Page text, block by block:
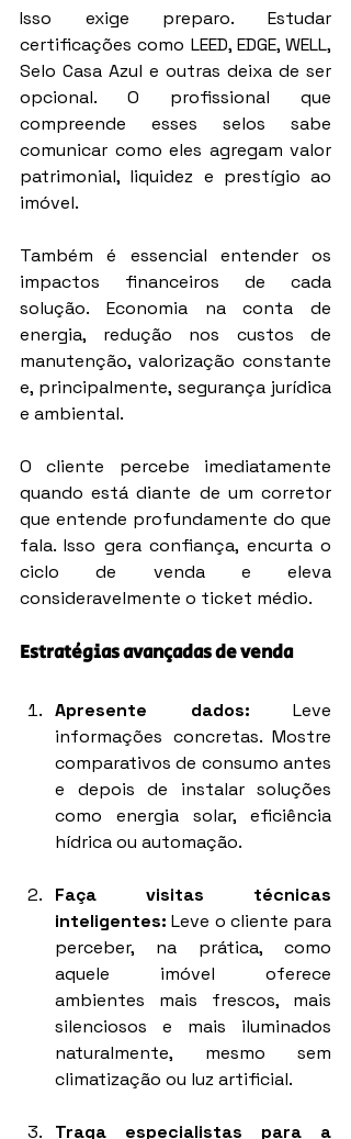
Isso exige preparo. Estudar
certificações como LEED, EDGE, WELL,
Selo Casa Azul e outras deixa de ser
opcional. O profissional que
compreende esses selos sabe
comunicar como eles agregam valor
patrimonial, liquidez e prestígio ao
imóvel.
Também é essencial entender os
impactos financeiros de cada
solução. Economia na conta de
energia, redução nos custos de
manutenção, valorização constante
e, principalmente, segurança jurídica
e ambiental.
O cliente percebe imediatamente
quando está diante de um corretor
que entende profundamente do que
fala. Isso gera confiança, encurta o
ciclo de venda e eleva
consideravelmente o ticket médio.
Estratégias avançadas de venda
Apresente dados: Leve
informações concretas. Mostre
comparativos de consumo antes
e depois de instalar soluções
como energia solar, eficiência
hídrica ou automação.
Faça visitas técnicas
inteligentes: Leve o cliente para
perceber, na prática, como
aquele imóvel oferece
ambientes mais frescos, mais
silenciosos e mais iluminados
naturalmente, mesmo sem
climatização ou luz artificial.
Traga especialistas para a